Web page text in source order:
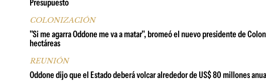
Presupuesto
COLONIZACIÓN
"Si me agarra Oddone me va a matar", bromeó el nuevo presidente de
hectáreas
REUNIÓN
Oddone dijo que el Estado deberá volcar alrededor de US$ 80 millones